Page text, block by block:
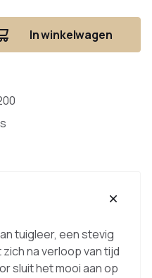
In winkelwagen
tuigleer, een stevig
na verloop van tijd
sluit het mooi aan op